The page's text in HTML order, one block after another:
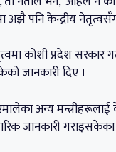
अझै पनि केन्द्रीय
कोशी प्रदेश सरकार
जानकारी दिए ।
अन्य
जानकारी